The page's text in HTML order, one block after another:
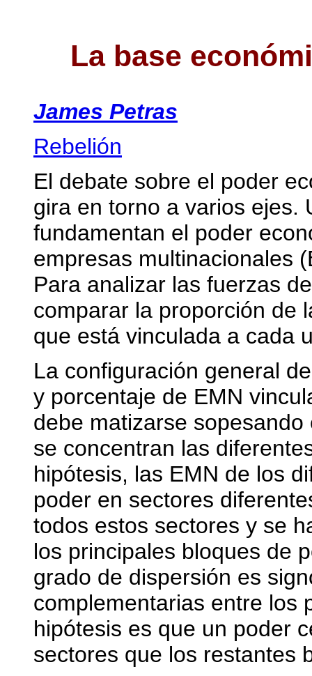
La base
James Petras
Rebelión
El debate sobre el poder
gira en torno a varios ejes.
fundamentan el poder
empresas multinacionales
Para analizar las fuerzas
comparar la proporción de
que está vinculada a cada
La configuración general
y porcentaje de EMN
debe matizarse
se concentran las
hipótesis, las EMN de los
poder en sectores
todos estos sectores y se
los principales bloques de
grado de dispersión es
complementarias entre los
hipótesis es que un poder
sectores que los restantes